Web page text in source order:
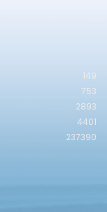
149
753
2893
4401
237390